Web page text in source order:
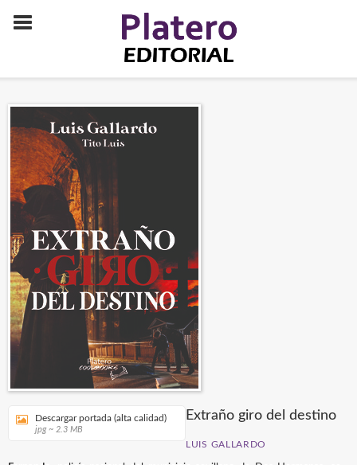
Descargar portada (alta calidad)
jpg ~ 2.3 MB
Extraño giro del destino
LUIS GALLARDO